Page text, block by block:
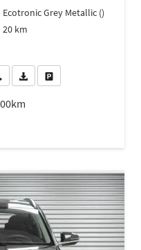
Ecotronic Grey Metallic ()
20 km
Wir rufen Sie anPDF-Datei, Fahrzeugexposé